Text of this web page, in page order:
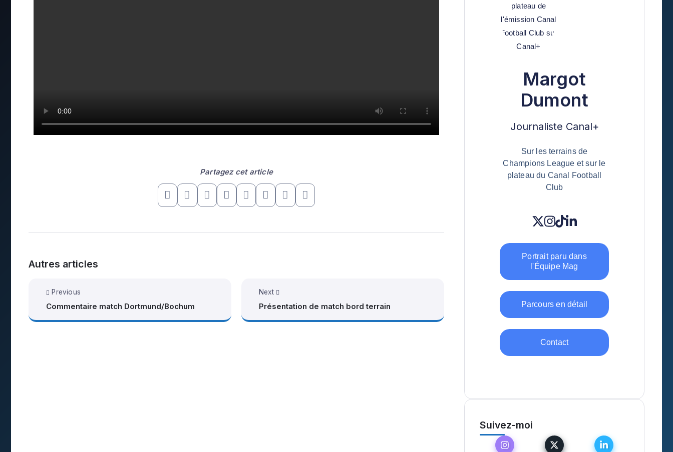
Partagez cet article
Autres articles
Previous
Commentaire match Dortmund/Bochum
Next
Présentation de match bord terrain
Margot
Dumont
Journaliste Canal+
Sur les terrains de
Champions League et sur le
plateau du Canal Football
Club
Portrait paru dans
l'Équipe Mag
Parcours en détail
Contact
Suivez-moi